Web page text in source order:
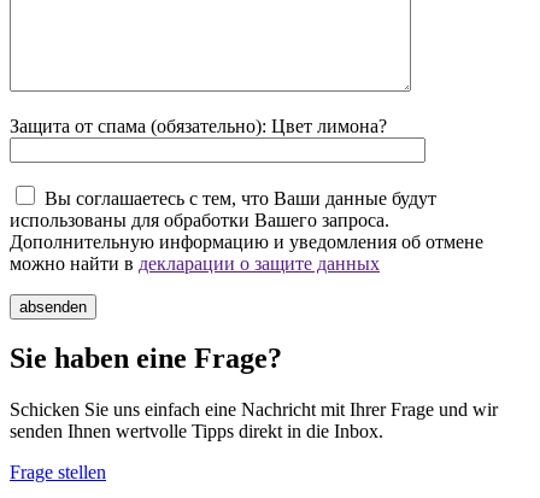
Защита от спама (обязательно): Цвет лимона?
Вы соглашаетесь с тем, что Ваши данные будут
использованы для обработки Вашего запроса.
Дополнительную информацию и уведомления об отмене
можно найти в декларации о защите данных
absenden
Sie haben eine Frage?
Schicken Sie uns einfach eine Nachricht mit Ihrer Frage und wir
senden Ihnen wertvolle Tipps direkt in die Inbox.
Frage stellen